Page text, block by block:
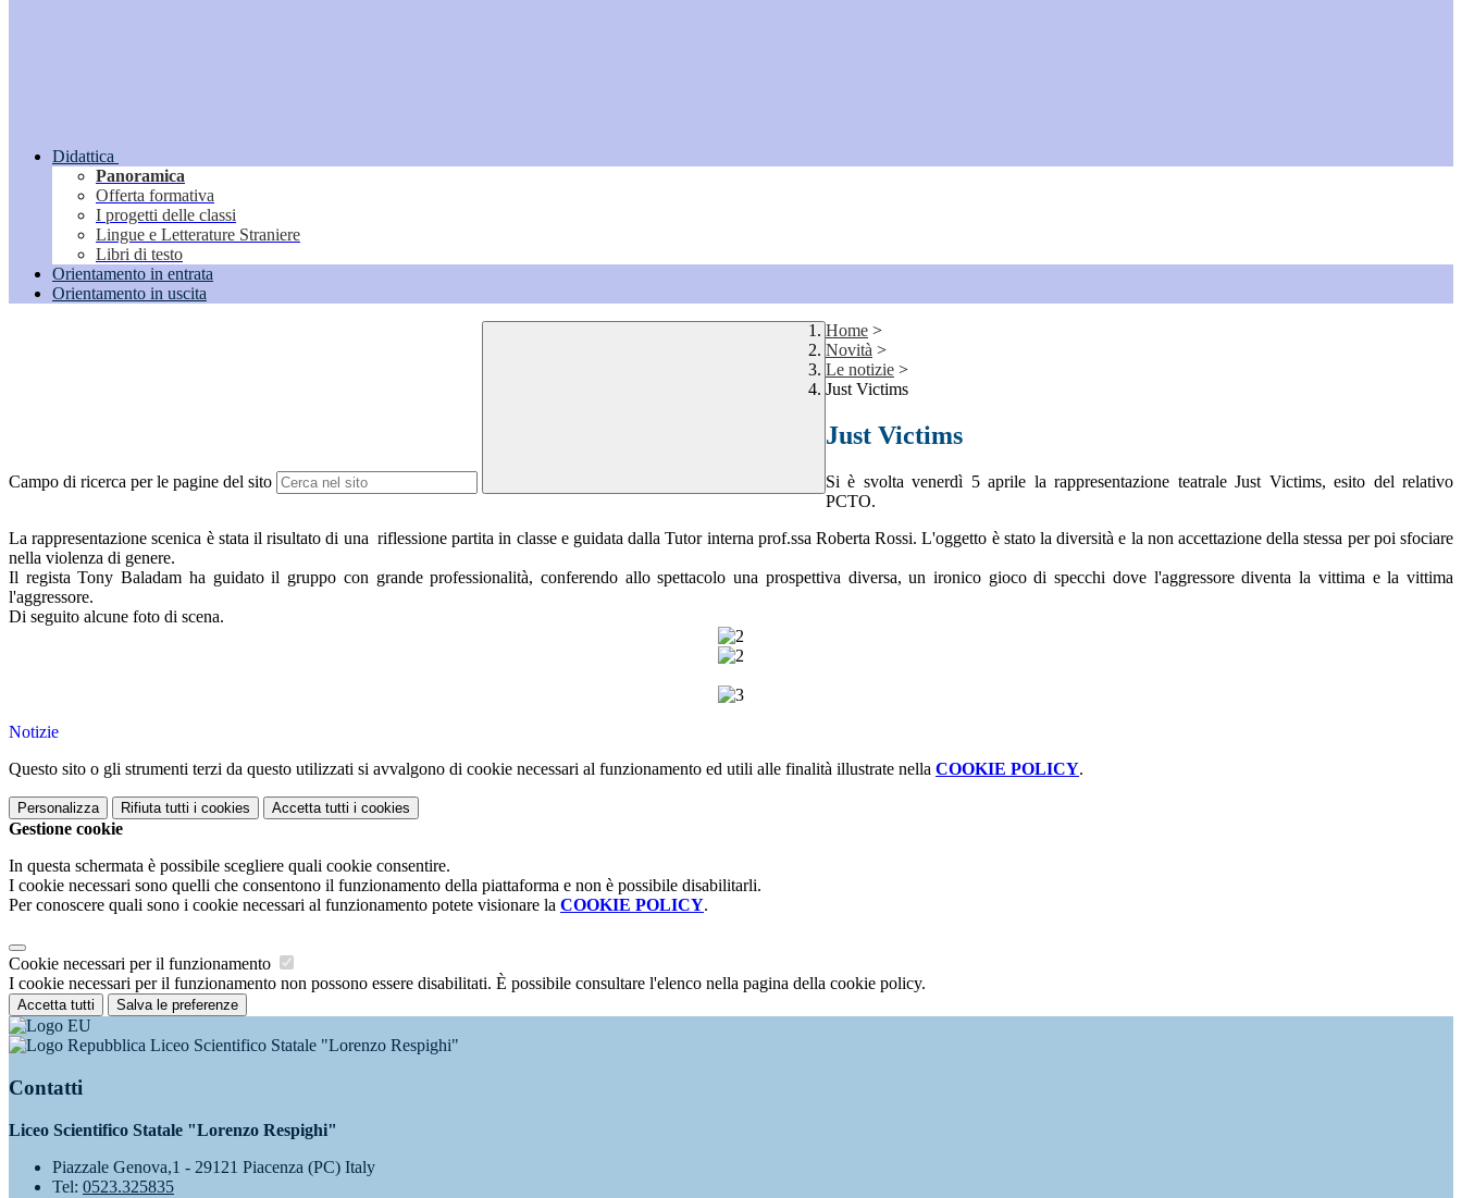
Didattica
Panoramica
Offerta formativa
I progetti delle classi
Lingue e Letterature Straniere
Libri di testo
Orientamento in entrata
Orientamento in uscita
Campo di ricerca per le pagine del sito
Home >
Novità >
Le notizie >
Just Victims
Just Victims
Si è svolta venerdì 5 aprile la rappresentazione teatrale Just Victims, esito del relativo
PCTO.
La rappresentazione scenica è stata il risultato di una riflessione partita in classe e guidata dalla Tutor interna prof.ssa Roberta Rossi. L'oggetto è stato la diversità e la non accettazione della stessa per poi sfociare
nella violenza di genere.
Il regista Tony Baladam ha guidato il gruppo con grande professionalità, conferendo allo spettacolo una prospettiva diversa, un ironico gioco di specchi dove l'aggressore diventa la vittima e la vittima
l'aggressore.
Di seguito alcune foto di scena.
Notizie
Questo sito o gli strumenti terzi da questo utilizzati si avvalgono di cookie necessari al funzionamento ed utili alle finalità illustrate nella COOKIE POLICY.
Personalizza Rifiuta tutti i cookies Accetta tutti i cookies
Gestione cookie
In questa schermata è possibile scegliere quali cookie consentire.
I cookie necessari sono quelli che consentono il funzionamento della piattaforma e non è possibile disabilitarli.
Per conoscere quali sono i cookie necessari al funzionamento potete visionare la COOKIE POLICY.
Cookie necessari per il funzionamento
I cookie necessari per il funzionamento non possono essere disabilitati. È possibile consultare l'elenco nella pagina della cookie policy.
Accetta tutti Salva le preferenze
Liceo Scientifico Statale "Lorenzo Respighi"
Contatti
Liceo Scientifico Statale "Lorenzo Respighi"
Piazzale Genova,1 - 29121 Piacenza (PC) Italy
Tel: 0523.325835